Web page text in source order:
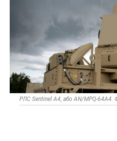
РЛС Sentinel A4, або AN/MPQ-64A4.